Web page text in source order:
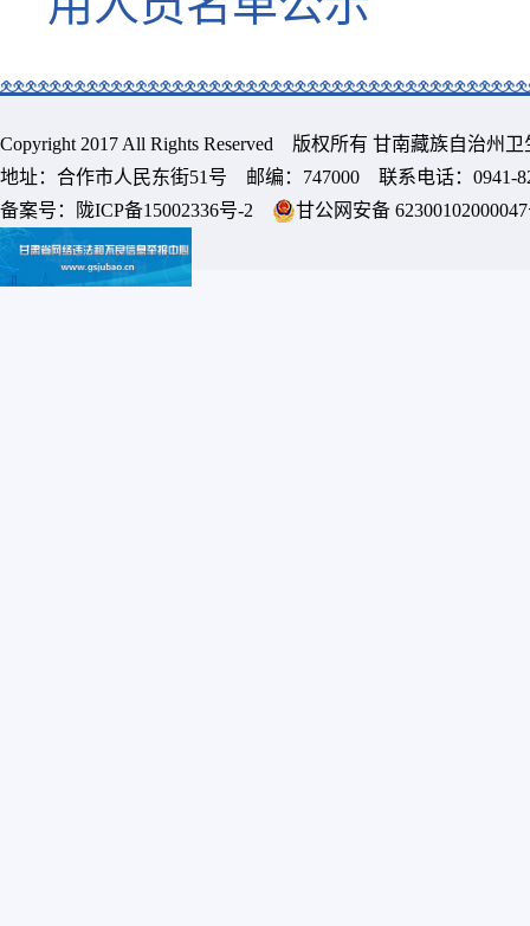
Copyright 2017 All Rights Reserved 版权所有 甘南藏族自治州
地址：合作市人民东街51号 邮编：747000 联系电话：0941-
备案号：
陇ICP备15002336号-2 甘公网安备